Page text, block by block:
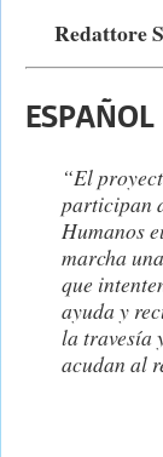
Redattore
ESPAÑOL
“El
participan
Humanos
marcha
que
ayuda y
la travesía
acudan al